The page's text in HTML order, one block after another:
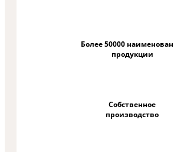
Более 50000
продукции
Собственное
производство